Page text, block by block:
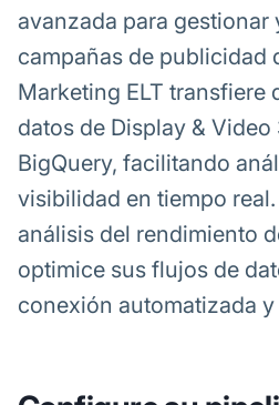
avanzada para gestionar
campañas de publicidad
Marketing ELT transfiere
datos de Display &
BigQuery, facilitando
visibilidad en tiempo
análisis del rendimiento
optimice sus flujos de
conexión automatizada y